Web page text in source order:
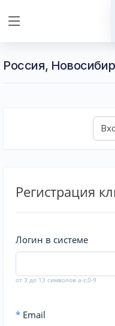
Россия,
Регистрация
Логин в системе
от 3 до 13 символов a-z,0-9
* Email